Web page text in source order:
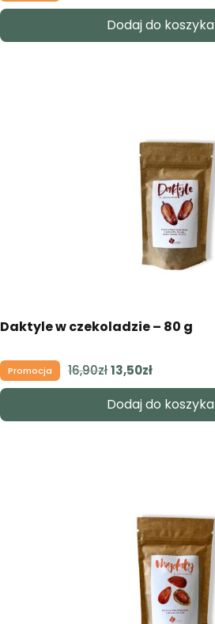
cena
wynosiła:
22,90zł.
cena
wynosi:
18,50zł.
Dodaj do koszyka
Daktyle w czekoladzie – 80 g
Promocja 16,90zł Pierwotna
cena
wynosiła:
16,90zł.
13,50złAktualna
cena
wynosi:
13,50zł.
Dodaj do koszyka